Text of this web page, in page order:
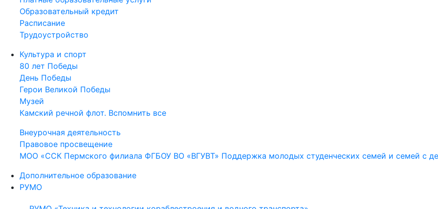
Образовательный кредит
Расписание
Трудоустройство
Культура и спорт
80 лет Победы
День Победы
Герои Великой Победы
Музей
Камский речной флот. Вспомнить все
Внеурочная деятельность
Правовое просвещение
МОО «ССК Пермского филиала ФГБОУ ВО «ВГУВТ» Поддержка молодых студенческих семей и семей с
Дополнительное образование
РУМО